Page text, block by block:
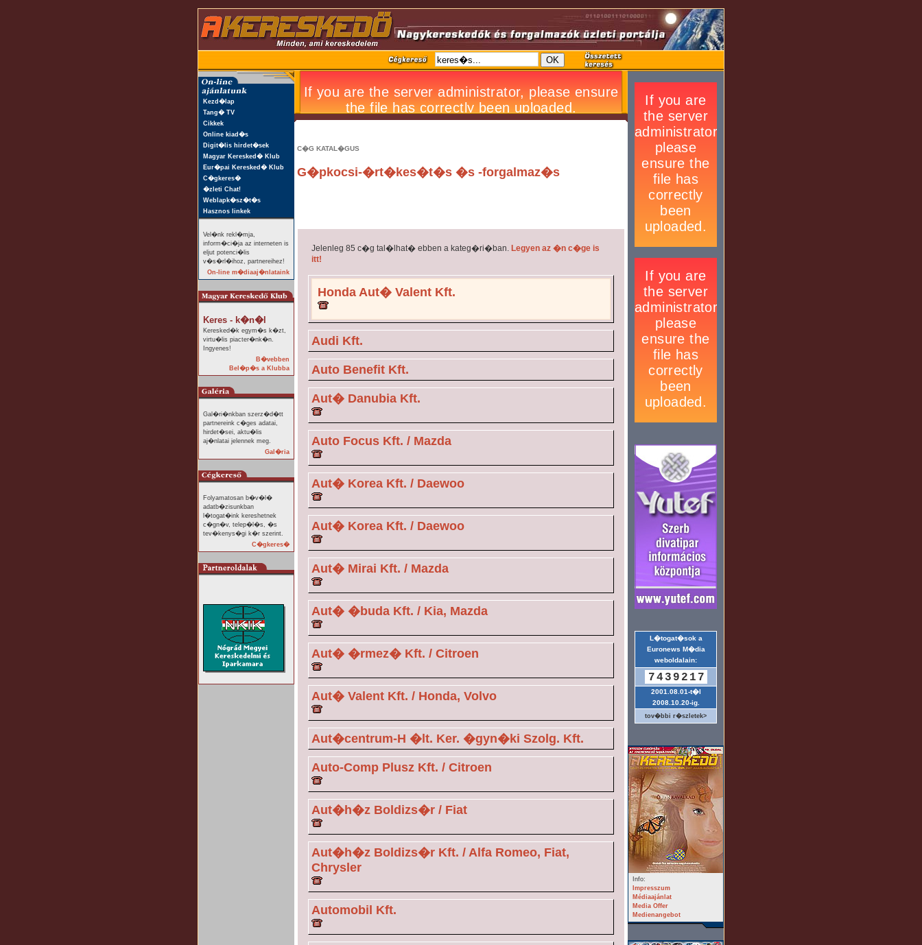
Kezd�lap
Tang� TV
Cikkek
Online kiad�s
Digit�lis hirdet�sek
Magyar Keresked� Klub
Eur�pai Keresked� Klub
C�gkeres�
�zleti Chat!
Weblapk�sz�t�s
Hasznos linkek
Vel�nk rekl�mja,
inform�ci�ja az interneten is
eljut potenci�lis
v�s�rl�ihoz, partnereihez!
On-line m�diaaj�nlataink
Keres - k�n�l
Keresked�k egym�s k�zt,
virtu�lis piacter�nk�n.
Ingyenes!
B�vebben
Bel�p�s a Klubba
Gal�ri�nkban szerz�d�tt
partnereink c�ges adatai,
hirdet�sei, aktu�lis
aj�nlatai jelennek meg.
Gal�ria
Folyamatosan b�v�l�
adatb�zisunkban
l�togat�ink kereshetnek
c�gn�v, telep�l�s, �s
tev�kenys�gi k�r szerint.
C�gkeres�
C�G KATAL�GUS
G�pkocsi-�rt�kes�t�s �s -forgalmaz�s
Jelenleg 85 c�g tal�lhat� ebben a kateg�ri�ban. Legyen az �n c�ge is
itt!
Honda Aut� Valent Kft.
Audi Kft.
Auto Benefit Kft.
Aut� Danubia Kft.
Auto Focus Kft. / Mazda
Aut� Korea Kft. / Daewoo
Aut� Korea Kft. / Daewoo
Aut� Mirai Kft. / Mazda
Aut� �buda Kft. / Kia, Mazda
Aut� �rmez� Kft. / Citroen
Aut� Valent Kft. / Honda, Volvo
Aut�centrum-H �lt. Ker. �gyn�ki Szolg. Kft.
Auto-Comp Plusz Kft. / Citroen
Aut�h�z Boldizs�r / Fiat
Aut�h�z Boldizs�r Kft. / Alfa Romeo, Fiat,
Chrysler
Automobil Kft.
L�togat�sok a
Euronews M�dia
weboldalain:
7439217
2001.08.01-t�l
2008.10.20-ig.
tov�bbi r�szletek>
Info:
Impresszum
Médiaajánlat
Media Offer
Medienangebot